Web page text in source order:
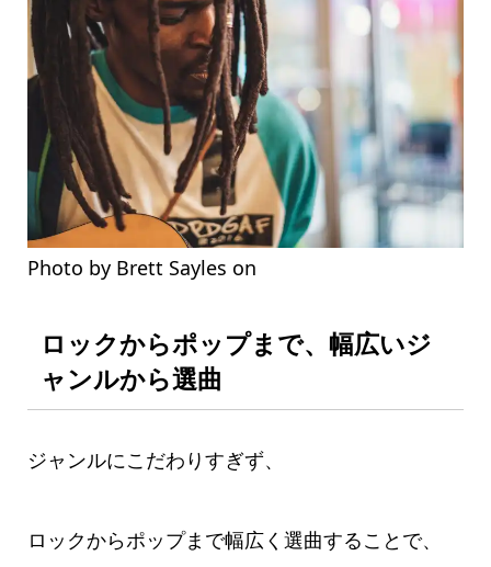
Photo by Brett Sayles on
ロックからポップまで、幅広いジ
ャンルから選曲
ジャンルにこだわりすぎず、
ロックからポップまで幅広く選曲することで、